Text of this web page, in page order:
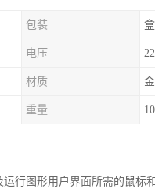
包装
电压
材质
重量
运行图形用户界面所需的鼠标